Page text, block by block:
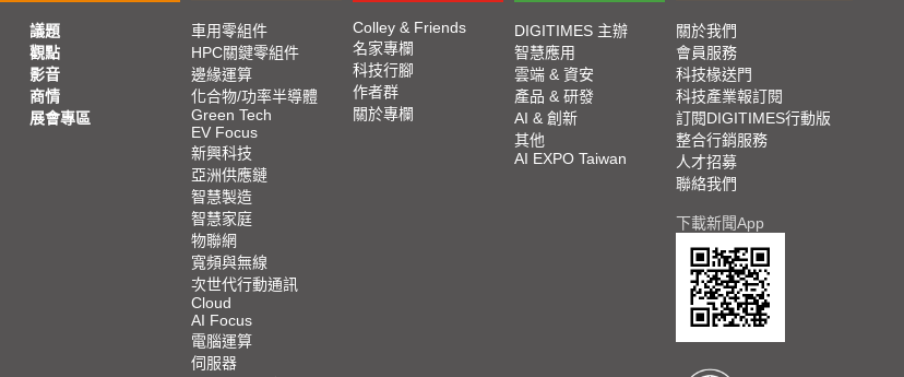
議題
觀點
影音
商情
展會專區
車用零組件
HPC關鍵零組件
邊緣運算
化合物/功率半導體
Green Tech
EV Focus
新興科技
亞洲供應鏈
智慧製造
智慧家庭
物聯網
寬頻與無線
次世代行動通訊
Cloud
AI Focus
電腦運算
伺服器
Colley & Friends
名家專欄
科技行腳
作者群
關於專欄
DIGITIMES 主辦
智慧應用
雲端 & 資安
產品 & 研發
AI & 創新
其他
AI EXPO Taiwan
關於我們
會員服務
科技椽送門
科技產業報訂閱
訂閱DIGITIMES行動版
整合行銷服務
人才招募
聯絡我們
下載新聞App